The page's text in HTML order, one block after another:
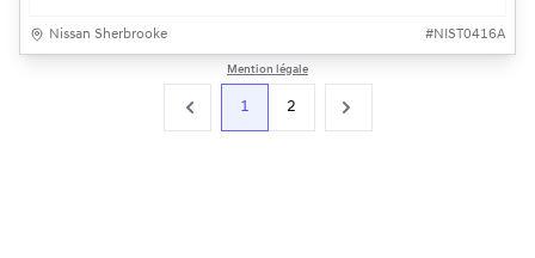
Nissan Sherbrooke #NIST0416A
Mention légale
1 2